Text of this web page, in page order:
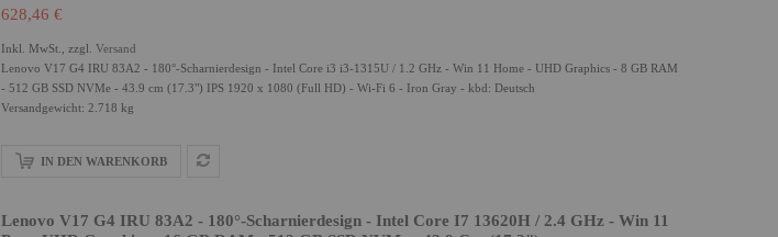
628,46 €
Inkl. MwSt., zzgl. Versand
Lenovo V17 G4 IRU 83A2 - 180°-Scharnierdesign - Intel Core i3 i3-1315U / 1.2 GHz - Win 11 Home - UHD Graphics - 8 GB RAM
- 512 GB SSD NVMe - 43.9 cm (17.3") IPS 1920 x 1080 (Full HD) - Wi-Fi 6 - Iron Gray - kbd: Deutsch
Versandgewicht: 2.718 kg
IN DEN WARENKORB
Lenovo V17 G4 IRU 83A2 - 180°-Scharnierdesign - Intel Core I7 13620H / 2.4 GHz - Win 11